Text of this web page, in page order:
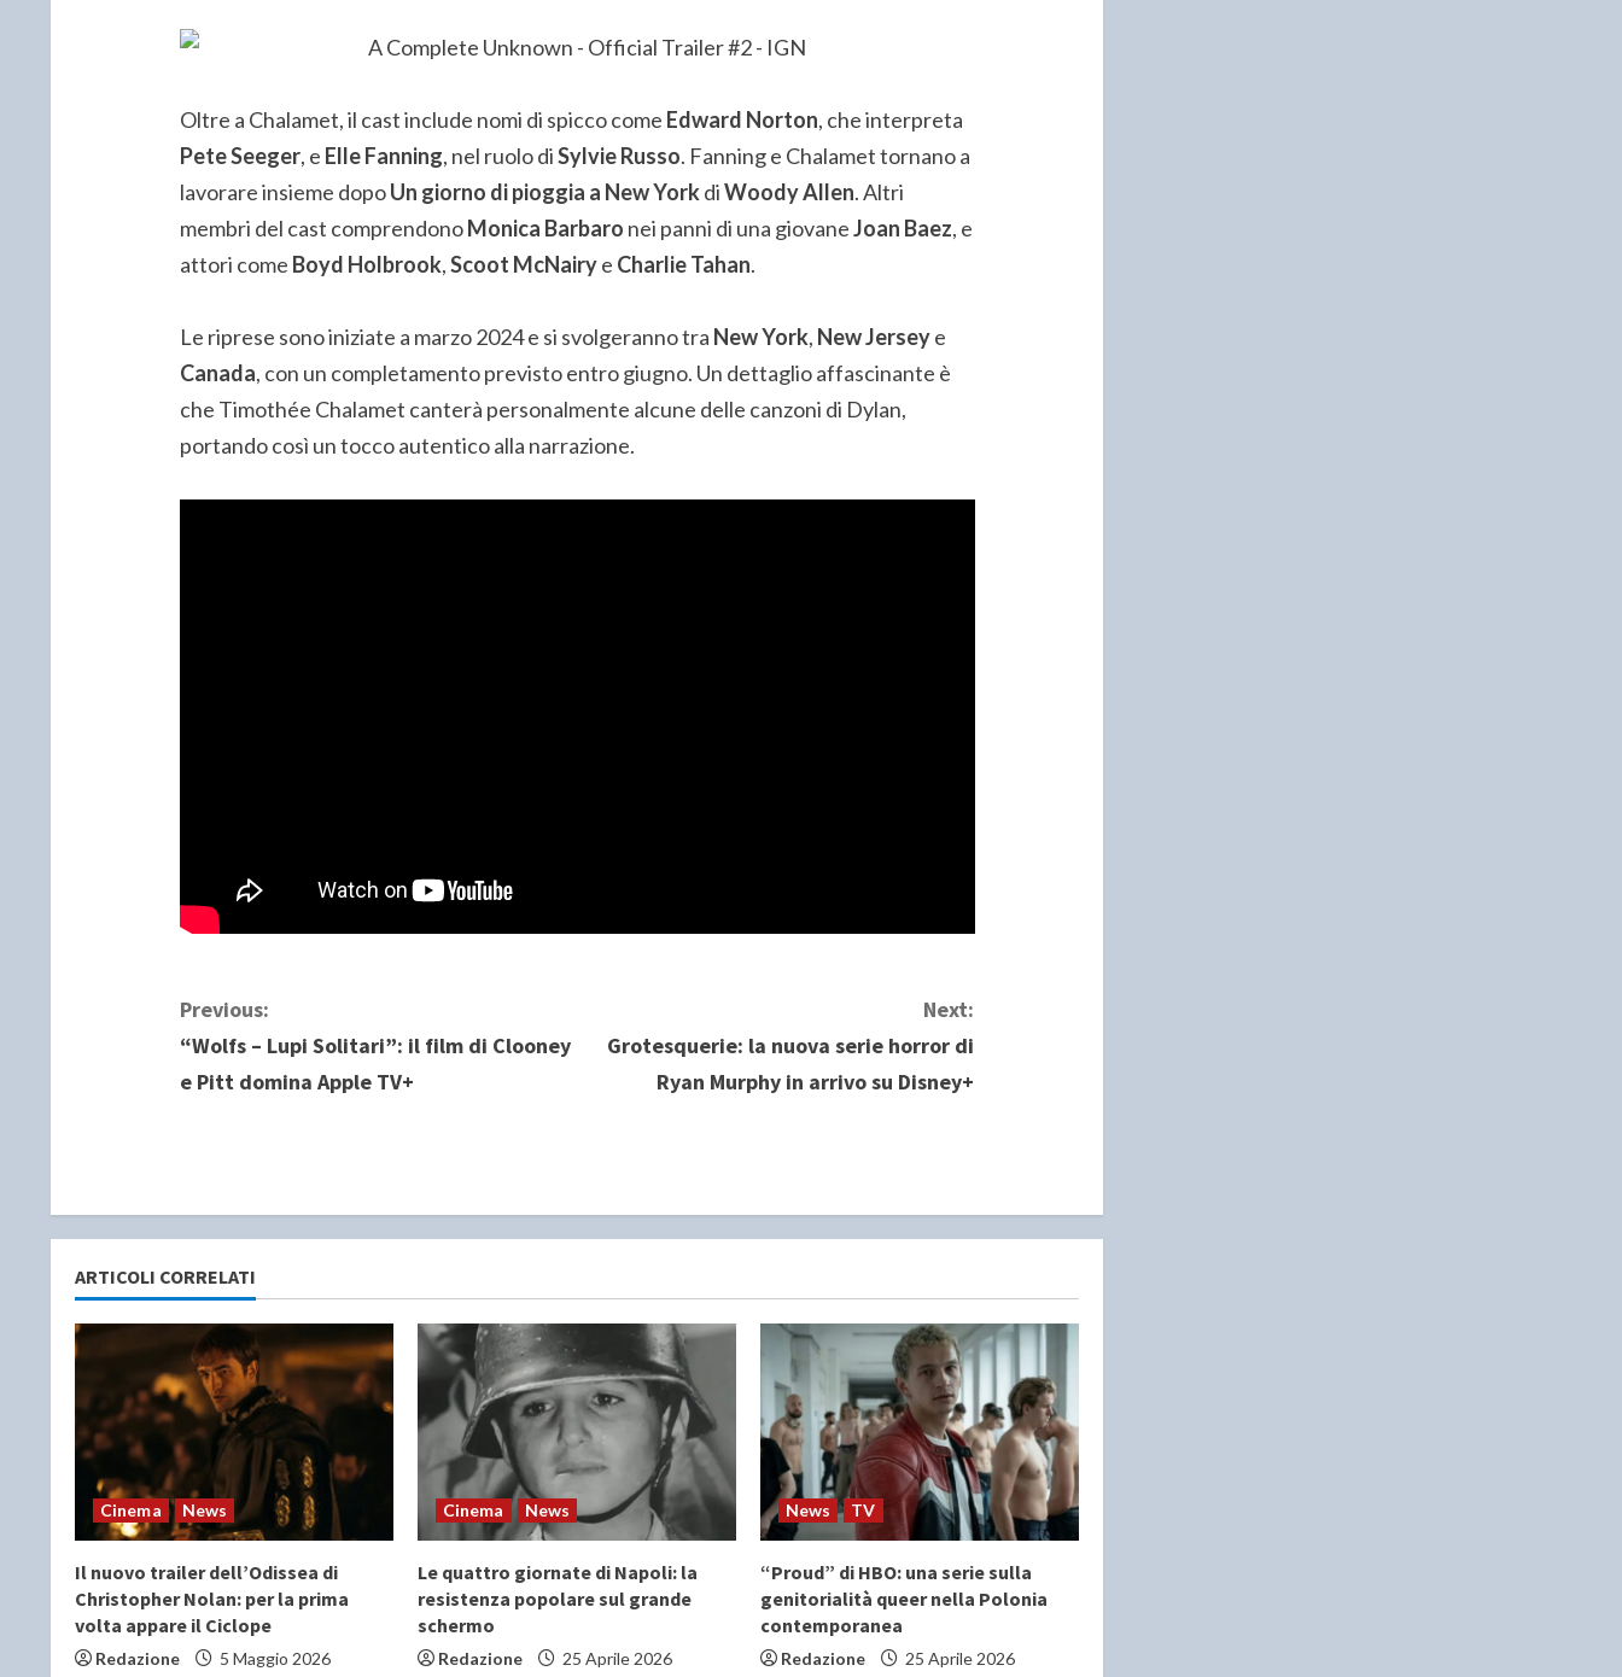
Oltre a Chalamet, il cast include nomi di spicco come Edward Norton, che interpreta
Pete Seeger, e Elle Fanning, nel ruolo diSylvie Russo. Fanning e Chalamet tornano a
lavorare insieme dopoUn giorno di pioggia a New YorkdiWoody Allen. Altri
membri del cast comprendonoMonica Barbaro nei panni di una giovaneJoan Baez, e
attori come Boyd Holbrook,Scoot McNairye Charlie Tahan.
Le riprese sono iniziate a marzo 2024 e si svolgeranno tra New York, New Jerseye
Canada, con un completamento previsto entro giugno. Un dettaglio affascinante è
che Timothée Chalamet canterà personalmente alcune delle canzoni di Dylan,
portando così un tocco autentico alla narrazione.
C
o
i
n
u
e
R
e
a
d
i
Previous:
“Wolfs – Lupi Solitari”: il film di Clooney
e Pitt domina Apple TV+
Next:
Grotesquerie: la nuova serie horror di
Ryan Murphy in arrivo su Disney+
ARTICOLI CORRELATI
Cinema News
Il nuovo trailer dell’Odissea di
Christopher Nolan: per la prima
volta appare il Ciclope
Redazione 5 Maggio 2026
Cinema News
Le quattro giornate di Napoli: la
resistenza popolare sul grande
schermo
Redazione 25 Aprile 2026
News TV
“Proud” di HBO: una serie sulla
genitorialità queer nella Polonia
contemporanea
Redazione 25 Aprile 2026